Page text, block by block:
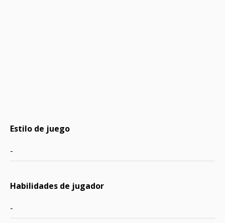
Estilo de juego
-
Habilidades de jugador
-